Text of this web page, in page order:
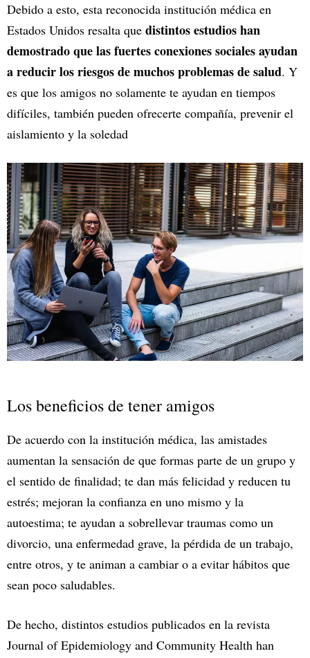
Debido a esto, esta reconocida institución médica en
Estados Unidos resalta que distintos estudios han
demostrado que las fuertes conexiones sociales ayudan
a reducir los riesgos de muchos problemas de salud. Y
es que los amigos no solamente te ayudan en tiempos
difíciles, también pueden ofrecerte compañía, prevenir el
aislamiento y la soledad
Los beneficios de tener amigos
De acuerdo con la institución médica, las amistades
aumentan la sensación de que formas parte de un grupo y
el sentido de finalidad; te dan más felicidad y reducen tu
estrés; mejoran la confianza en uno mismo y la
autoestima; te ayudan a sobrellevar traumas como un
divorcio, una enfermedad grave, la pérdida de un trabajo,
entre otros, y te animan a cambiar o a evitar hábitos que
sean poco saludables.
De hecho, distintos estudios publicados en la revista
Journal of Epidemiology and Community Health han